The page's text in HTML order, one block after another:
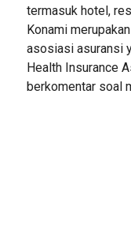
termasuk hotel,
Konami
asosiasi asuransi
Health Insurance
berkomentar soal